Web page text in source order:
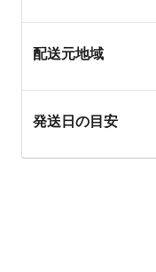
配送元地域
発送日の目安